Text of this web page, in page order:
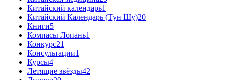
Китайский календарь1
Китайский Календарь (Тун Шу)20
Книги5
Компасы Лопань1
Конкурс21
Консультации1
Курсы4
Летящие звёзды42